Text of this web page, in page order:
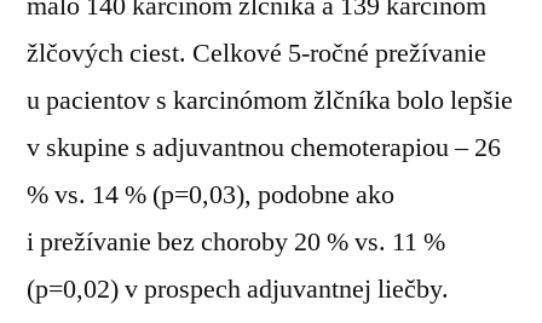
žlčových ciest. Celkové 5-ročné prežívanie
u pacientov s karcinómom žlčníka bolo lepšie
v skupine s adjuvantnou chemoterapiou – 26
% vs. 14 % (p=0,03), podobne ako
i prežívanie bez choroby 20 % vs. 11 %
(p=0,02) v prospech adjuvantnej liečby.